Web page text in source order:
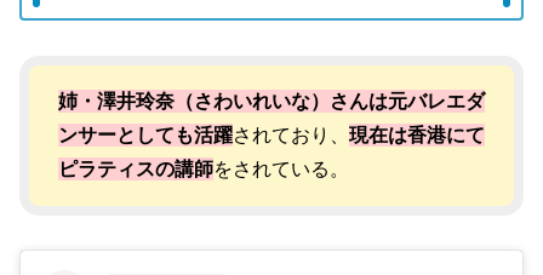
姉・澤井玲奈（さわいれいな）さんは元バレエダ
ンサーとしても活躍されており、 現在は香港にて
ピラティスの講師をされている。